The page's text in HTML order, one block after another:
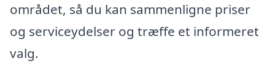
området, så du kan sammenligne priser
og serviceydelser og træffe et informeret
valg.